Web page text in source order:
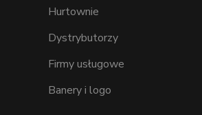
Hurtownie
Dystrybutorzy
Firmy usługowe
Banery i logo